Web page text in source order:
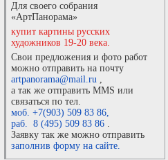
Для своего собрания
«АртПанорама»
купит картины русских
художников 19-20 века.
Свои предложения и фото работ
можно отправить на почту
artpanorama@mail.ru ,
а так же отправить MMS или
связаться по тел.
моб. +7(903) 509 83 86,
раб. 8 (495) 509 83 86 .
Заявку так же можно отправить
заполнив форму на сайте.